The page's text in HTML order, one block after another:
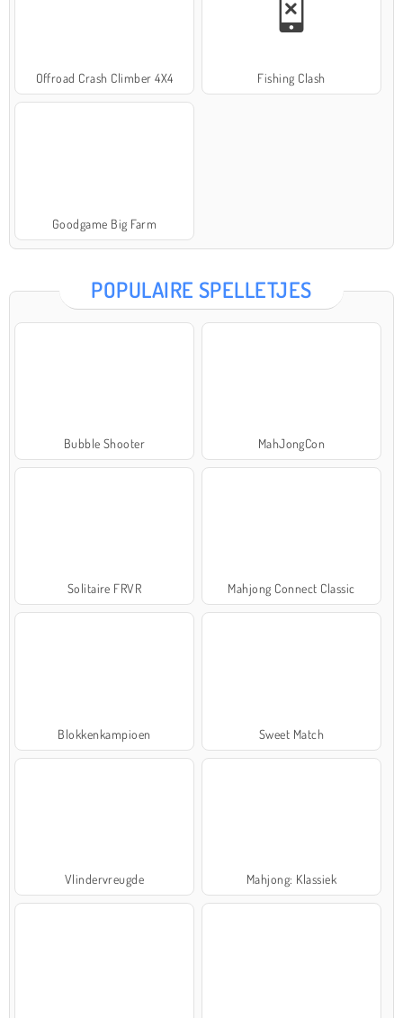
Offroad Crash Climber 4X4 Fishing Clash
Goodgame Big Farm
POPULAIRE SPELLETJES
Bubble Shooter MahJongCon
Solitaire FRVR Mahjong Connect Classic
Blokkenkampioen Sweet Match
Vlindervreugde Mahjong: Klassiek